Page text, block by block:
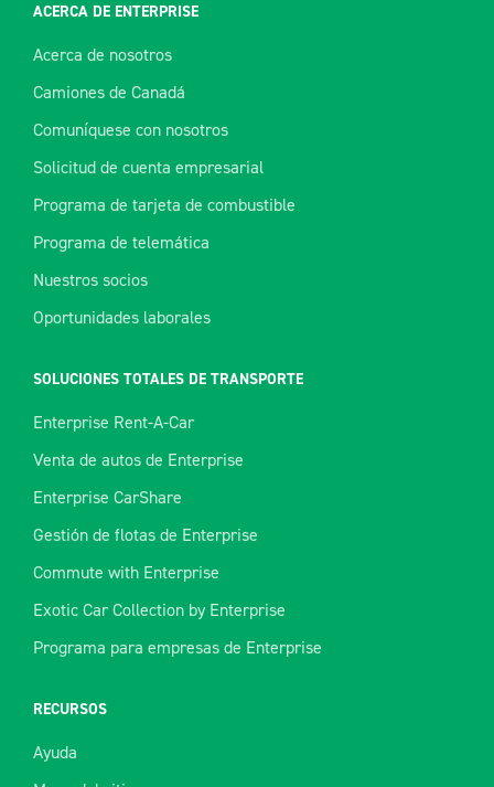
ACERCA DE ENTERPRISE
Acerca de nosotros
Camiones de Canadá
Comuníquese con nosotros
Solicitud de cuenta empresarial
Programa de tarjeta de combustible
Programa de telemática
Nuestros socios
Oportunidades laborales
SOLUCIONES TOTALES DE TRANSPORTE
Enterprise Rent-A-Car
Venta de autos de Enterprise
Enterprise CarShare
Gestión de flotas de Enterprise
Commute with Enterprise
Exotic Car Collection by Enterprise
Programa para empresas de Enterprise
RECURSOS
Ayuda